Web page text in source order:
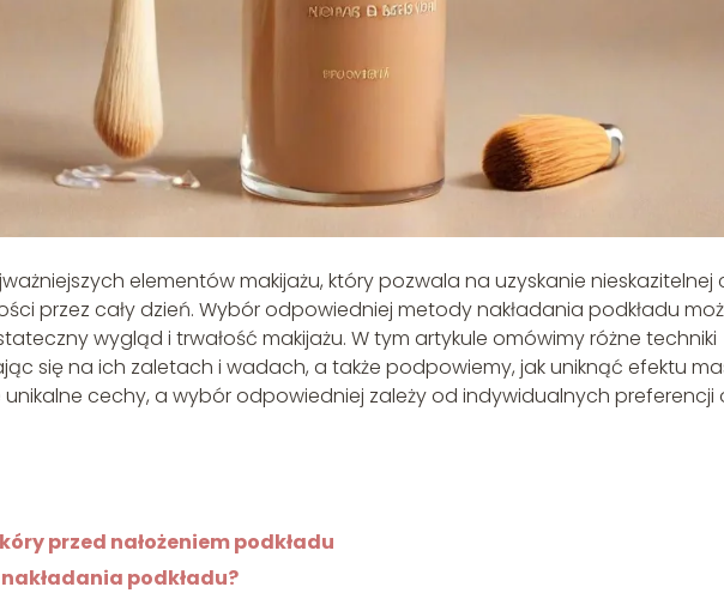
elementów makijażu, który pozwala na uzyskanie nieskazitelnej
przez cały dzień. Wybór odpowiedniej metody nakładania podkładu
wygląd i trwałość makijażu. W tym artykule omówimy różne techniki
się na ich zaletach i wadach, a także podpowiemy, jak uniknąć efektu
cechy, a wybór odpowiedniej zależy od indywidualnych preferencji
przed nałożeniem podkładu
podkładu?